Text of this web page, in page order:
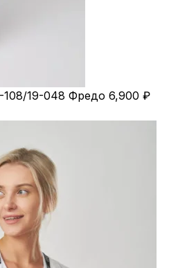
19-048 Фредо 6,900 ₽